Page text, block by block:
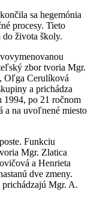
sa hegemónia
procesy. Tieto
do života školy.
zbor tvoria Mgr.
Oľga Cerulíková
a prichádza
po 21 ročnom
a na uvoľnené miesto
Funkciu
Mgr. Zlatica
a Henrieta
dve zmeny.
Mgr. A.